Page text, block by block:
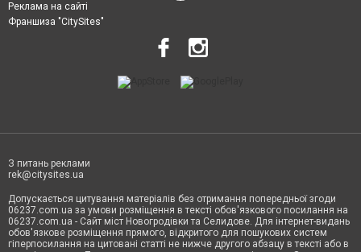
Реклама на сайті
Франшиза "CitySites"
З питань реклами
rek@citysites.ua
Допускається цитування матеріалів без отримання попередньої згоди
06237.com.ua за умови розміщення в тексті обов'язкового посилання на
06237.com.ua - Сайт міст Новогродівки та Селидове. Для інтернет-видань
обов'язкове розміщення прямого, відкритого для пошукових систем
гіперпосилання на цитовані статті не нижче другого абзацу в тексті або в